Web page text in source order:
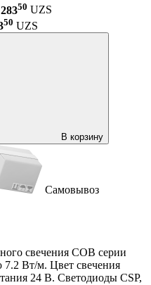
50 UZS
50 UZS
В корзину
Самовывоз
свечения COB серии
Вт/м. Цвет свечения
24 В. Светодиоды CSP,